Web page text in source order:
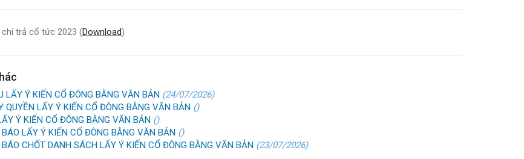
trả cổ tức 2023 (Download)
LẤY Ý KIẾN CỔ ĐÔNG BẰNG VĂN BẢN (24/07/2026)
QUYỀN LẤY Ý KIẾN CỔ ĐÔNG BẰNG VĂN BẢN ()
Ý KIẾN CỔ ĐÔNG BẰNG VĂN BẢN ()
BÁO LẤY Ý KIẾN CỔ ĐÔNG BẰNG VĂN BẢN ()
BÁO CHỐT DANH SÁCH LẤY Ý KIẾN CỔ ĐÔNG BẰNG VĂN BẢN (23/07/2026)